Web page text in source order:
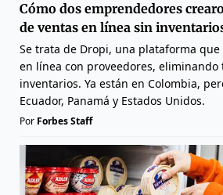
Cómo dos emprendedores
de ventas en línea sin
Se trata de Dropi, una plataforma que
en línea con proveedores, eliminando
inventarios. Ya están en Colombia,
Ecuador, Panamá y Estados Unidos.
Por Forbes Staff